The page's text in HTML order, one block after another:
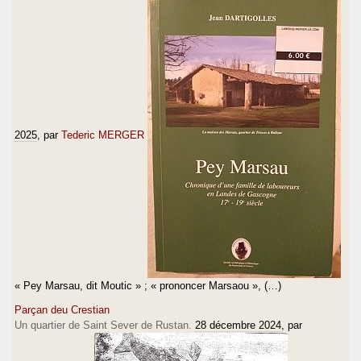
2025 , par Tederic MERGER
« Pey Marsau, dit Moutic » ; « prononcer Marsaou », (…)
Parçan deu Crestian
Un quartier de Saint Sever de Rustan. 28 décembre 2024 , par